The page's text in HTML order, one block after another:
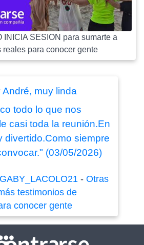
INICIA SESION para sumarte a
reales para conocer gente
muy linda
todo lo que nos
casi toda la reunión.En
divertido.Como siempre
(03/05/2026)
- Otras
testimonios de
conocer gente